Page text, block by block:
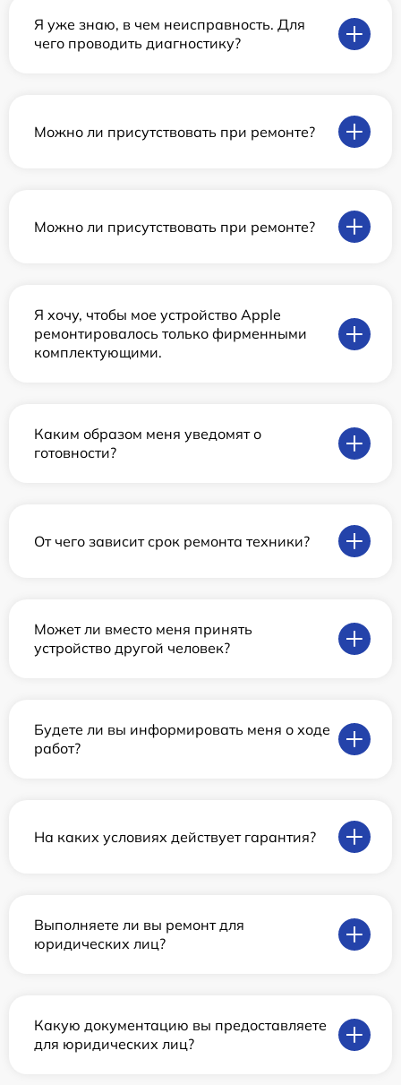
Я уже знаю, в чем неисправность. Для
чего проводить диагностику?
Можно ли присутствовать при ремонте?
Можно ли присутствовать при ремонте?
Я хочу, чтобы мое устройство Apple
ремонтировалось только фирменными
комплектующими.
Каким образом меня уведомят о
готовности?
От чего зависит срок ремонта техники?
Может ли вместо меня принять
устройство другой человек?
Будете ли вы информировать меня о ходе
работ?
На каких условиях действует гарантия?
Выполняете ли вы ремонт для
юридических лиц?
Какую документацию вы предоставляете
для юридических лиц?